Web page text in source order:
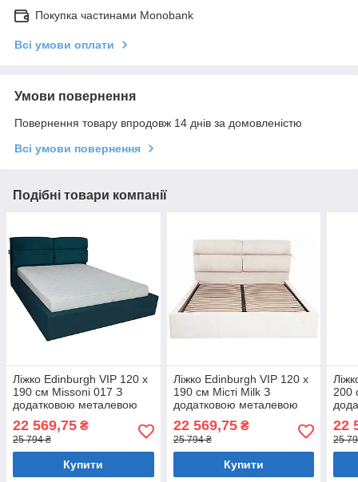
Покупка частинами Monobank
Всі умови оплати
Умови повернення
Повернення товару впродовж 14 днів за домовленістю
Всі умови повернення
Подібні товари компанії
Ліжко Edinburgh VIP 120 х
190 см Missoni 017 З
додатковою металевою
цільнозварною рамою
Синій
22 569,75 ₴
25 794 ₴
Купити
Ліжко Edinburgh VIP 120 х
190 см Місті Milk З
додатковою металевою
цільнозварною рамою
Бежевий
22 569,75₴
25 794 ₴
Купити
200
22
25